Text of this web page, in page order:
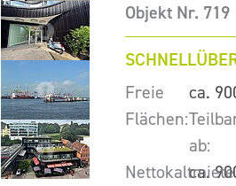
Objekt Nr. 719
Freie
Flächen:
ca.
ab:
ca.
Nettokaltmiete